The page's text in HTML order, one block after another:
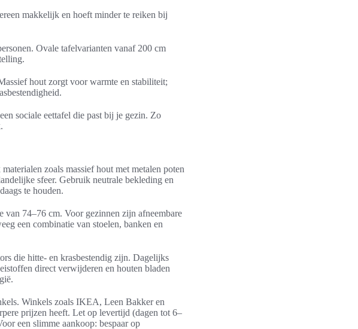
makkelijk en hoeft minder te reiken bij
Ovale tafelvarianten vanaf 200 cm
hout zorgt voor warmte en stabiliteit;
sociale eettafel die past bij je gezin. Zo
zoals massief hout met metalen poten
sfeer. Gebruik neutrale bekleding en
te houden.
van 74–76 cm. Voor gezinnen zijn afneembare
een combinatie van stoelen, banken en
die hitte- en krasbestendig zijn. Dagelijks
direct verwijderen en houten bladen
Winkels zoals IKEA, Leen Bakker en
prijzen heeft. Let op levertijd (dagen tot 6–
een slimme aankoop: bespaar op